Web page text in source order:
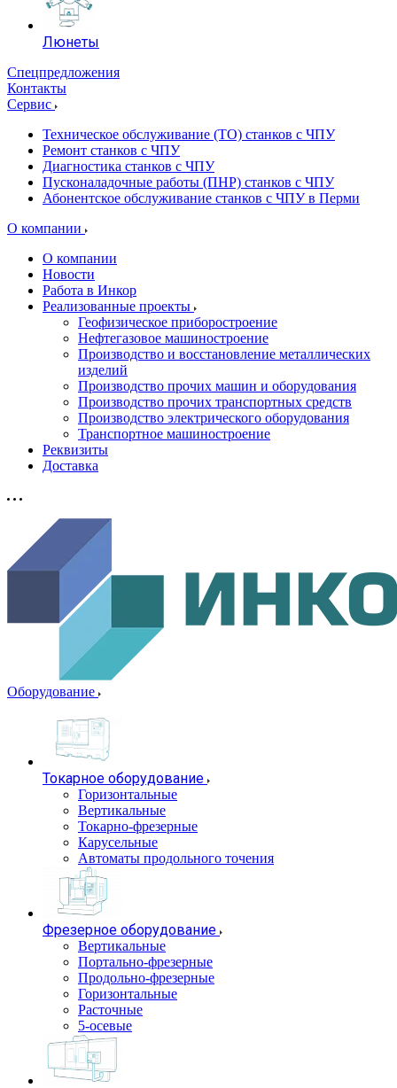
Люнеты
Спецпредложения
Контакты
Сервис
Техническое обслуживание (ТО) станков с ЧПУ
Ремонт станков с ЧПУ
Диагностика станков с ЧПУ
Пусконаладочные работы (ПНР) станков с ЧПУ
Абонентское обслуживание станков с ЧПУ в Перми
О компании
О компании
Новости
Работа в Инкор
Реализованные проекты
Геофизическое приборостроение
Нефтегазовое машиностроение
Производство и восстановление металлических
изделий
Производство прочих машин и оборудования
Производство прочих транспортных средств
Производство электрического оборудования
Транспортное машиностроение
Реквизиты
Доставка
Оборудование
Токарное оборудование
Горизонтальные
Вертикальные
Токарно-фрезерные
Карусельные
Автоматы продольного точения
Фрезерное оборудование
Вертикальные
Портально-фрезерные
Продольно-фрезерные
Горизонтальные
Расточные
5-осевые